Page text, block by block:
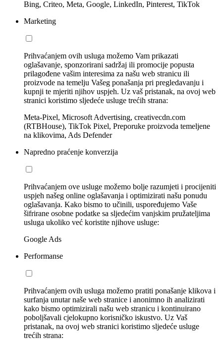
Bing, Criteo, Meta, Google, LinkedIn, Pinterest, TikTok
Marketing
Prihvaćanjem ovih usluga možemo Vam prikazati
oglašavanje, sponzorirani sadržaj ili promocije popusta
prilagođene vašim interesima za našu web stranicu ili
proizvode na temelju Vašeg ponašanja pri pregledavanju i
kupnji te mjeriti njihov uspjeh. Uz vaš pristanak, na ovoj web
stranici koristimo sljedeće usluge trećih strana:
Meta-Pixel, Microsoft Advertising, creativecdn.com
(RTBHouse), TikTok Pixel, Preporuke proizvoda temeljene
na klikovima, Ads Defender
Napredno praćenje konverzija
Prihvaćanjem ove usluge možemo bolje razumjeti i procijeniti
uspjeh našeg online oglašavanja i optimizirati našu ponudu
oglašavanja. Kako bismo to učinili, uspoređujemo Vaše
šifrirane osobne podatke sa sljedećim vanjskim pružateljima
usluga ukoliko već koristite njihove usluge:
Google Ads
Performanse
Prihvaćanjem ovih usluga možemo pratiti ponašanje klikova i
surfanja unutar naše web stranice i anonimno ih analizirati
kako bismo optimizirali našu web stranicu i kontinuirano
poboljšavali cjelokupno korisničko iskustvo. Uz Vaš
pristanak, na ovoj web stranici koristimo sljedeće usluge
trećih strana: